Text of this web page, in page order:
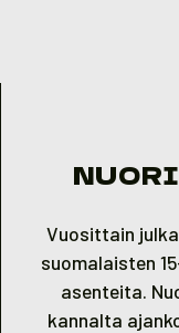
Vuosittain
suomalaisten
asenteita.
kannalta